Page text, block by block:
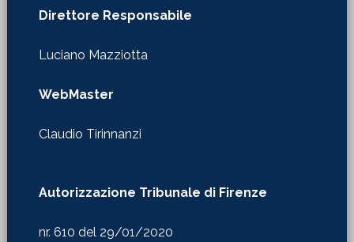
Direttore Responsabile
Luciano Mazziotta
WebMaster
Claudio Tirinnanzi
Autorizzazione Tribunale di Firenze
nr. 610 del 29/01/2020